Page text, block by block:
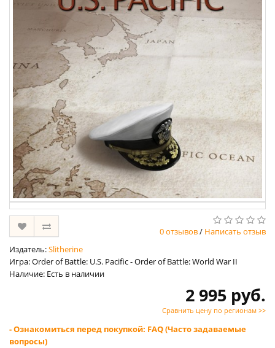
0 отзывов/ Написать отзыв
Издатель:Slitherine
Игра: Order of Battle: U.S. Pacific - Order of Battle: World War II
Наличие: Есть в наличии
2 995 руб.
Сравнить цену по регионам >>
- Ознакомиться перед покупкой: FAQ (Часто задаваемые
вопросы)